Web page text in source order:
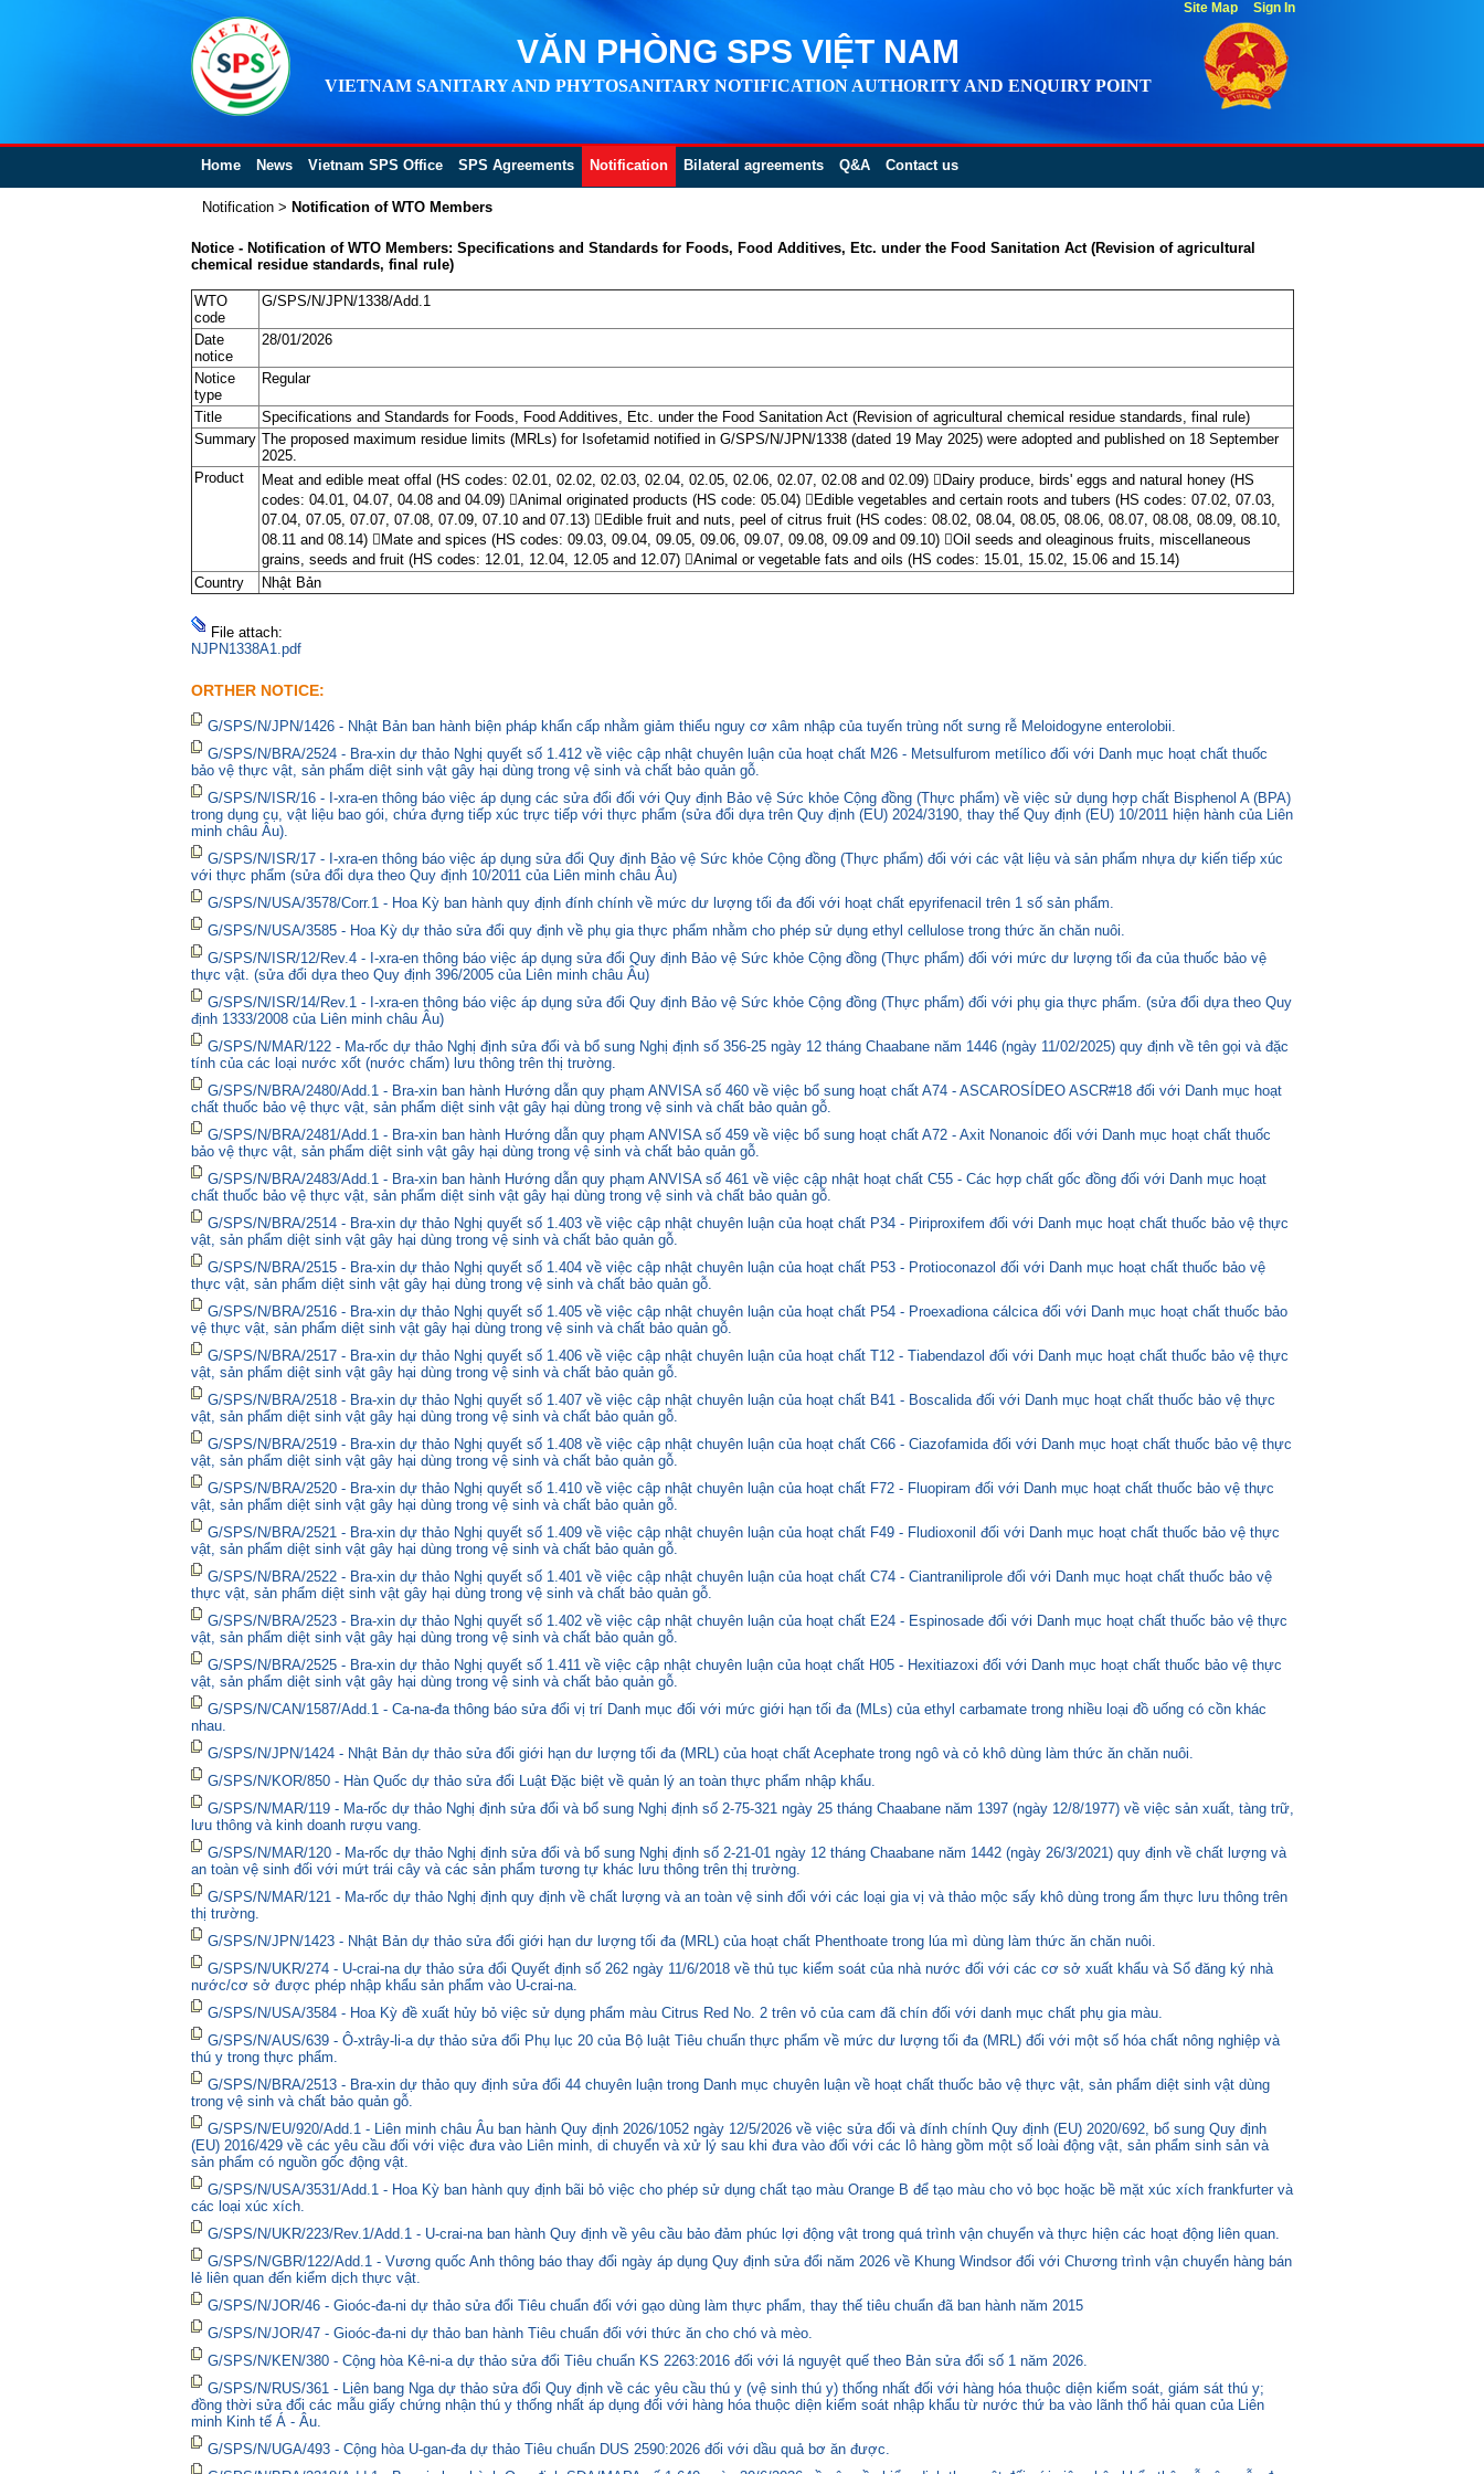
VĂN PHÒNG SPS VIỆT NAM
VIETNAM SANITARY AND PHYTOSANITARY NOTIFICATION AUTHORITY AND ENQUIRY POINT
Home News Vietnam SPS Office SPS Agreements Notification Bilateral agreements Q&A Contact us
Notification> Notification of WTO Members
Notice - Notification of WTO Members: Specifications and Standards for Foods, Food Additives, Etc. under the Food Sanitation Act (Revision of agricultural
chemical residue standards, final rule)
WTO
code
G/SPS/N/JPN/1338/Add.1
Date
notice
28/01/2026
Notice
type
Regular
Title
Specifications and Standards for Foods, Food Additives, Etc. under the Food Sanitation Act (Revision of agricultural chemical residue standards, final rule)
Summary The proposed maximum residue limits (MRLs) for Isofetamid notified in G/SPS/N/JPN/1338 (dated 19 May 2025) were adopted and published on 18 September
2025.
Product
Meat and edible meat offal (HS codes: 02.01, 02.02, 02.03, 02.04, 02.05, 02.06, 02.07, 02.08 and 02.09) Dairy produce, birds' eggs and natural honey (HS
codes: 04.01, 04.07, 04.08 and 04.09) Animal originated products (HS code: 05.04) Edible vegetables and certain roots and tubers (HS codes: 07.02, 07.03,
07.04, 07.05, 07.07, 07.08, 07.09, 07.10 and 07.13) Edible fruit and nuts, peel of citrus fruit (HS codes: 08.02, 08.04, 08.05, 08.06, 08.07, 08.08, 08.09, 08.10,
08.11 and 08.14) Mate and spices (HS codes: 09.03, 09.04, 09.05, 09.06, 09.07, 09.08, 09.09 and 09.10) Oil seeds and oleaginous fruits, miscellaneous
grains, seeds and fruit (HS codes: 12.01, 12.04, 12.05 and 12.07) Animal or vegetable fats and oils (HS codes: 15.01, 15.02, 15.06 and 15.14)
Country
Nhật Bản
File attach:
NJPN1338A1.pdf
ORTHER NOTICE:
G/SPS/N/JPN/1426 - Nhật Bản ban hành biện pháp khẩn cấp nhằm giảm thiểu nguy cơ xâm nhập của tuyến trùng nốt sưng rễ Meloidogyne enterolobii.
G/SPS/N/BRA/2524 - Bra-xin dự thảo Nghị quyết số 1.412 về việc cập nhật chuyên luận của hoạt chất M26 - Metsulfurom metílico đối với Danh mục hoạt chất thuốc
bảo vệ thực vật, sản phẩm diệt sinh vật gây hại dùng trong vệ sinh và chất bảo quản gỗ.
G/SPS/N/ISR/16 - I-xra-en thông báo việc áp dụng các sửa đổi đối với Quy định Bảo vệ Sức khỏe Cộng đồng (Thực phẩm) về việc sử dụng hợp chất Bisphenol A (BPA)
trong dụng cụ, vật liệu bao gói, chứa đựng tiếp xúc trực tiếp với thực phẩm (sửa đổi dựa trên Quy định (EU) 2024/3190, thay thế Quy định (EU) 10/2011 hiện hành của Liên
minh châu Âu).
G/SPS/N/ISR/17 - I-xra-en thông báo việc áp dụng sửa đổi Quy định Bảo vệ Sức khỏe Cộng đồng (Thực phẩm) đối với các vật liệu và sản phẩm nhựa dự kiến tiếp xúc
với thực phẩm (sửa đổi dựa theo Quy định 10/2011 của Liên minh châu Âu)
G/SPS/N/USA/3578/Corr.1 - Hoa Kỳ ban hành quy định đính chính về mức dư lượng tối đa đối với hoạt chất epyrifenacil trên 1 số sản phẩm.
G/SPS/N/USA/3585 - Hoa Kỳ dự thảo sửa đổi quy định về phụ gia thực phẩm nhằm cho phép sử dụng ethyl cellulose trong thức ăn chăn nuôi.
G/SPS/N/ISR/12/Rev.4 - I-xra-en thông báo việc áp dụng sửa đổi Quy định Bảo vệ Sức khỏe Cộng đồng (Thực phẩm) đối với mức dư lượng tối đa của thuốc bảo vệ
thực vật. (sửa đổi dựa theo Quy định 396/2005 của Liên minh châu Âu)
G/SPS/N/ISR/14/Rev.1 - I-xra-en thông báo việc áp dụng sửa đổi Quy định Bảo vệ Sức khỏe Cộng đồng (Thực phẩm) đối với phụ gia thực phẩm. (sửa đổi dựa theo Quy
định 1333/2008 của Liên minh châu Âu)
G/SPS/N/MAR/122 - Ma-rốc dự thảo Nghị định sửa đổi và bổ sung Nghị định số 356-25 ngày 12 tháng Chaabane năm 1446 (ngày 11/02/2025) quy định về tên gọi và đặc
tính của các loại nước xốt (nước chấm) lưu thông trên thị trường.
G/SPS/N/BRA/2480/Add.1 - Bra-xin ban hành Hướng dẫn quy phạm ANVISA số 460 về việc bổ sung hoạt chất A74 - ASCAROSÍDEO ASCR#18 đối với Danh mục hoạt
chất thuốc bảo vệ thực vật, sản phẩm diệt sinh vật gây hại dùng trong vệ sinh và chất bảo quản gỗ.
G/SPS/N/BRA/2481/Add.1 - Bra-xin ban hành Hướng dẫn quy phạm ANVISA số 459 về việc bổ sung hoạt chất A72 - Axit Nonanoic đối với Danh mục hoạt chất thuốc
bảo vệ thực vật, sản phẩm diệt sinh vật gây hại dùng trong vệ sinh và chất bảo quản gỗ.
G/SPS/N/BRA/2483/Add.1 - Bra-xin ban hành Hướng dẫn quy phạm ANVISA số 461 về việc cập nhật hoạt chất C55 - Các hợp chất gốc đồng đối với Danh mục hoạt
chất thuốc bảo vệ thực vật, sản phẩm diệt sinh vật gây hại dùng trong vệ sinh và chất bảo quản gỗ.
G/SPS/N/BRA/2514 - Bra-xin dự thảo Nghị quyết số 1.403 về việc cập nhật chuyên luận của hoạt chất P34 - Piriproxifem đối với Danh mục hoạt chất thuốc bảo vệ thực
vật, sản phẩm diệt sinh vật gây hại dùng trong vệ sinh và chất bảo quản gỗ.
G/SPS/N/BRA/2515 - Bra-xin dự thảo Nghị quyết số 1.404 về việc cập nhật chuyên luận của hoạt chất P53 - Protioconazol đối với Danh mục hoạt chất thuốc bảo vệ
thực vật, sản phẩm diệt sinh vật gây hại dùng trong vệ sinh và chất bảo quản gỗ.
G/SPS/N/BRA/2516 - Bra-xin dự thảo Nghị quyết số 1.405 về việc cập nhật chuyên luận của hoạt chất P54 - Proexadiona cálcica đối với Danh mục hoạt chất thuốc bảo
vệ thực vật, sản phẩm diệt sinh vật gây hại dùng trong vệ sinh và chất bảo quản gỗ.
G/SPS/N/BRA/2517 - Bra-xin dự thảo Nghị quyết số 1.406 về việc cập nhật chuyên luận của hoạt chất T12 - Tiabendazol đối với Danh mục hoạt chất thuốc bảo vệ thực
vật, sản phẩm diệt sinh vật gây hại dùng trong vệ sinh và chất bảo quản gỗ.
G/SPS/N/BRA/2518 - Bra-xin dự thảo Nghị quyết số 1.407 về việc cập nhật chuyên luận của hoạt chất B41 - Boscalida đối với Danh mục hoạt chất thuốc bảo vệ thực
vật, sản phẩm diệt sinh vật gây hại dùng trong vệ sinh và chất bảo quản gỗ.
G/SPS/N/BRA/2519 - Bra-xin dự thảo Nghị quyết số 1.408 về việc cập nhật chuyên luận của hoạt chất C66 - Ciazofamida đối với Danh mục hoạt chất thuốc bảo vệ thực
vật, sản phẩm diệt sinh vật gây hại dùng trong vệ sinh và chất bảo quản gỗ.
G/SPS/N/BRA/2520 - Bra-xin dự thảo Nghị quyết số 1.410 về việc cập nhật chuyên luận của hoạt chất F72 - Fluopiram đối với Danh mục hoạt chất thuốc bảo vệ thực
vật, sản phẩm diệt sinh vật gây hại dùng trong vệ sinh và chất bảo quản gỗ.
G/SPS/N/BRA/2521 - Bra-xin dự thảo Nghị quyết số 1.409 về việc cập nhật chuyên luận của hoạt chất F49 - Fludioxonil đối với Danh mục hoạt chất thuốc bảo vệ thực
vật, sản phẩm diệt sinh vật gây hại dùng trong vệ sinh và chất bảo quản gỗ.
G/SPS/N/BRA/2522 - Bra-xin dự thảo Nghị quyết số 1.401 về việc cập nhật chuyên luận của hoạt chất C74 - Ciantraniliprole đối với Danh mục hoạt chất thuốc bảo vệ
thực vật, sản phẩm diệt sinh vật gây hại dùng trong vệ sinh và chất bảo quản gỗ.
G/SPS/N/BRA/2523 - Bra-xin dự thảo Nghị quyết số 1.402 về việc cập nhật chuyên luận của hoạt chất E24 - Espinosade đối với Danh mục hoạt chất thuốc bảo vệ thực
vật, sản phẩm diệt sinh vật gây hại dùng trong vệ sinh và chất bảo quản gỗ.
G/SPS/N/BRA/2525 - Bra-xin dự thảo Nghị quyết số 1.411 về việc cập nhật chuyên luận của hoạt chất H05 - Hexitiazoxi đối với Danh mục hoạt chất thuốc bảo vệ thực
vật, sản phẩm diệt sinh vật gây hại dùng trong vệ sinh và chất bảo quản gỗ.
G/SPS/N/CAN/1587/Add.1 - Ca-na-đa thông báo sửa đổi vị trí Danh mục đối với mức giới hạn tối đa (MLs) của ethyl carbamate trong nhiều loại đồ uống có cồn khác
nhau.
G/SPS/N/JPN/1424 - Nhật Bản dự thảo sửa đổi giới hạn dư lượng tối đa (MRL) của hoạt chất Acephate trong ngô và cỏ khô dùng làm thức ăn chăn nuôi.
G/SPS/N/KOR/850 - Hàn Quốc dự thảo sửa đổi Luật Đặc biệt về quản lý an toàn thực phẩm nhập khẩu.
G/SPS/N/MAR/119 - Ma-rốc dự thảo Nghị định sửa đổi và bổ sung Nghị định số 2-75-321 ngày 25 tháng Chaabane năm 1397 (ngày 12/8/1977) về việc sản xuất, tàng trữ,
lưu thông và kinh doanh rượu vang.
G/SPS/N/MAR/120 - Ma-rốc dự thảo Nghị định sửa đổi và bổ sung Nghị định số 2-21-01 ngày 12 tháng Chaabane năm 1442 (ngày 26/3/2021) quy định về chất lượng và
an toàn vệ sinh đối với mứt trái cây và các sản phẩm tương tự khác lưu thông trên thị trường.
G/SPS/N/MAR/121 - Ma-rốc dự thảo Nghị định quy định về chất lượng và an toàn vệ sinh đối với các loại gia vị và thảo mộc sấy khô dùng trong ẩm thực lưu thông trên
thị trường.
G/SPS/N/JPN/1423 - Nhật Bản dự thảo sửa đổi giới hạn dư lượng tối đa (MRL) của hoạt chất Phenthoate trong lúa mì dùng làm thức ăn chăn nuôi.
G/SPS/N/UKR/274 - U-crai-na dự thảo sửa đổi Quyết định số 262 ngày 11/6/2018 về thủ tục kiểm soát của nhà nước đối với các cơ sở xuất khẩu và Sổ đăng ký nhà
nước/cơ sở được phép nhập khẩu sản phẩm vào U-crai-na.
G/SPS/N/USA/3584 - Hoa Kỳ đề xuất hủy bỏ việc sử dụng phẩm màu Citrus Red No. 2 trên vỏ của cam đã chín đối với danh mục chất phụ gia màu.
G/SPS/N/AUS/639 - Ô-xtrây-li-a dự thảo sửa đổi Phụ lục 20 của Bộ luật Tiêu chuẩn thực phẩm về mức dư lượng tối đa (MRL) đối với một số hóa chất nông nghiệp và
thú y trong thực phẩm.
G/SPS/N/BRA/2513 - Bra-xin dự thảo quy định sửa đổi 44 chuyên luận trong Danh mục chuyên luận về hoạt chất thuốc bảo vệ thực vật, sản phẩm diệt sinh vật dùng
trong vệ sinh và chất bảo quản gỗ.
G/SPS/N/EU/920/Add.1 - Liên minh châu Âu ban hành Quy định 2026/1052 ngày 12/5/2026 về việc sửa đổi và đính chính Quy định (EU) 2020/692, bổ sung Quy định
(EU) 2016/429 về các yêu cầu đối với việc đưa vào Liên minh, di chuyển và xử lý sau khi đưa vào đối với các lô hàng gồm một số loài động vật, sản phẩm sinh sản và
sản phẩm có nguồn gốc động vật.
G/SPS/N/USA/3531/Add.1 - Hoa Kỳ ban hành quy định bãi bỏ việc cho phép sử dụng chất tạo màu Orange B để tạo màu cho vỏ bọc hoặc bề mặt xúc xích frankfurter và
các loại xúc xích.
G/SPS/N/UKR/223/Rev.1/Add.1 - U-crai-na ban hành Quy định về yêu cầu bảo đảm phúc lợi động vật trong quá trình vận chuyển và thực hiện các hoạt động liên quan.
G/SPS/N/GBR/122/Add.1 - Vương quốc Anh thông báo thay đổi ngày áp dụng Quy định sửa đổi năm 2026 về Khung Windsor đối với Chương trình vận chuyển hàng bán
lẻ liên quan đến kiểm dịch thực vật.
G/SPS/N/JOR/46 - Gioóc-đa-ni dự thảo sửa đổi Tiêu chuẩn đối với gạo dùng làm thực phẩm, thay thế tiêu chuẩn đã ban hành năm 2015
G/SPS/N/JOR/47 - Gioóc-đa-ni dự thảo ban hành Tiêu chuẩn đối với thức ăn cho chó và mèo.
G/SPS/N/KEN/380 - Cộng hòa Kê-ni-a dự thảo sửa đổi Tiêu chuẩn KS 2263:2016 đối với lá nguyệt quế theo Bản sửa đổi số 1 năm 2026.
G/SPS/N/RUS/361 - Liên bang Nga dự thảo sửa đổi Quy định về các yêu cầu thú y (vệ sinh thú y) thống nhất đối với hàng hóa thuộc diện kiểm soát, giám sát thú y;
đồng thời sửa đổi các mẫu giấy chứng nhận thú y thống nhất áp dụng đối với hàng hóa thuộc diện kiểm soát nhập khẩu từ nước thứ ba vào lãnh thổ hải quan của Liên
minh Kinh tế Á - Âu.
G/SPS/N/UGA/493 - Cộng hòa U-gan-đa dự thảo Tiêu chuẩn DUS 2590:2026 đối với dầu quả bơ ăn được.
Site Map Sign In